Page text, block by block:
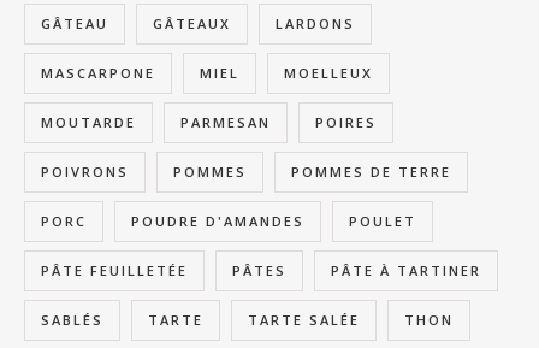
GÂTEAU GÂTEAUX LARDONS
MASCARPONE MIEL MOELLEUX
MOUTARDE PARMESAN POIRES
POIVRONS POMMES POMMES DE TERRE
PORC POUDRE D'AMANDES POULET
PÂTE FEUILLETÉE PÂTES PÂTE À TARTINER
SABLÉS TARTE TARTE SALÉE THON